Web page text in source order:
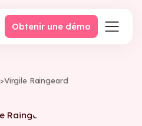
Obtenir une démo
>Virgile Raingeard